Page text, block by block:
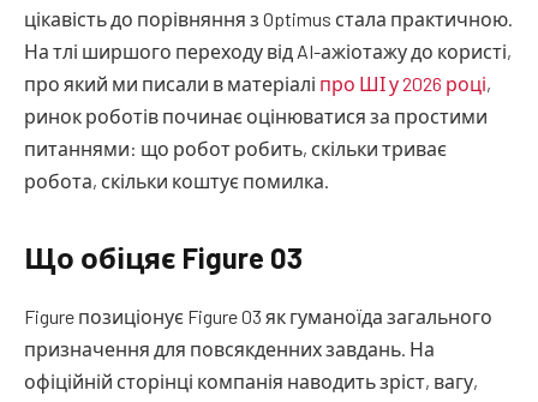
цікавість до порівняння з Optimus стала практичною.
На тлі ширшого переходу від AI-ажіотажу до користі,
про який ми писали в матеріалі про ШІ у 2026 році,
ринок роботів починає оцінюватися за простими
питаннями: що робот робить, скільки триває
робота, скільки коштує помилка.
Що обіцяє Figure 03
Figure позиціонує Figure 03 як гуманоїда загального
призначення для повсякденних завдань. На
офіційній сторінці компанія наводить зріст, вагу,